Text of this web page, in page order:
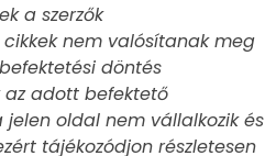
a szerzők
nem valósítanak meg
döntés
adott befektető
oldal nem vállalkozik és
tájékozódjon részletesen